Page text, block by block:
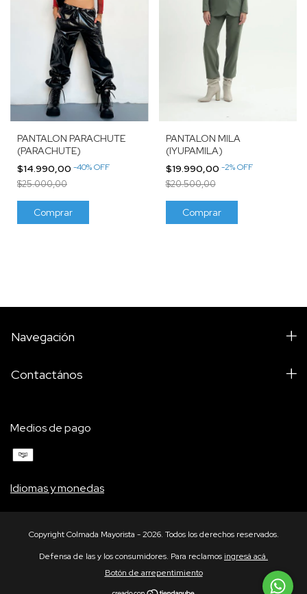
PANTALON PARACHUTE
(PARACHUTE)
$14.990,00 -40%OFF
$25.000,00
Comprar
PANTALON MILA
(IYUPAMILA)
$19.990,00 -2%OFF
$20.500,00
Comprar
Navegación
Contactános
Medios de pago
Idiomas y monedas
Copyright Colmada Mayorista - 2026. Todos los derechos reservados.
Defensa de las y los consumidores. Para reclamosingresá acá.
Botón de arrepentimiento